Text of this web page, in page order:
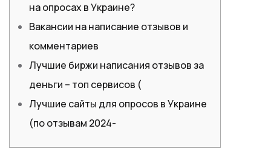
на опросах в Украине?
Вакансии на написание отзывов и
комментариев
Лучшие биржи написания отзывов за
деньги – топ сервисов (
Лучшие сайты для опросов в Украине
(по отзывам 2024-